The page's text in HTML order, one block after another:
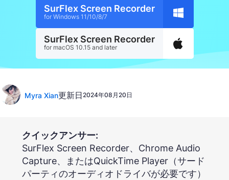
SurFlex Screen Recorder
for Windows 11/10/8/7
SurFlex Screen Recorder
for macOS 10.15 and later
Myra Xian更新日2024年08月20日
クイックアンサー:
SurFlex Screen Recorder、Chrome Audio
Capture、またはQuickTime Player（サード
パーティのオーディオドライバが必要です）